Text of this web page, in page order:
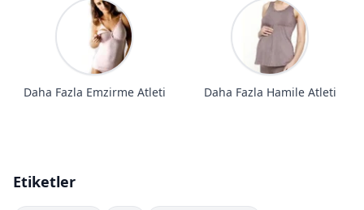
Daha Fazla Emzirme Atleti Daha Fazla Hamile Atleti
Etiketler